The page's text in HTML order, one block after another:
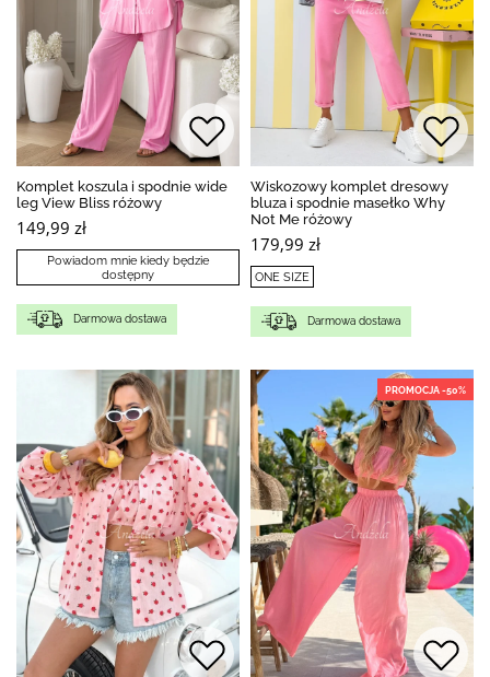
Komplet koszula i spodnie wide
leg View Bliss różowy
149,99 zł
Powiadom mnie kiedy będzie
dostępny
Darmowa dostawa
Wiskozowy komplet dresowy
bluza i spodnie masełko Why
Not Me różowy
179,99 zł
ONE SIZE
Darmowa dostawa
PROMOCJA -50%